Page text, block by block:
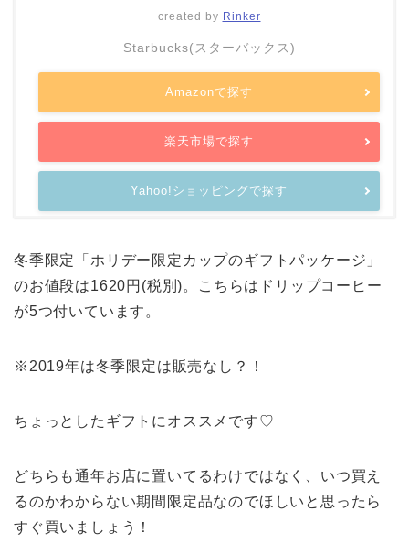
created by Rinker
Starbucks(スターバックス)
Amazonで探す
楽天市場で探す
Yahoo!ショッピングで探す
冬季限定「ホリデー限定カップのギフトパッケージ」
のお値段は1620円(税別)。こちらはドリップコーヒー
が5つ付いています。
※2019年は冬季限定は販売なし？！
ちょっとしたギフトにオススメです♡
どちらも通年お店に置いてるわけではなく、いつ買え
るのかわからない期間限定品なのでほしいと思ったら
すぐ買いましょう！